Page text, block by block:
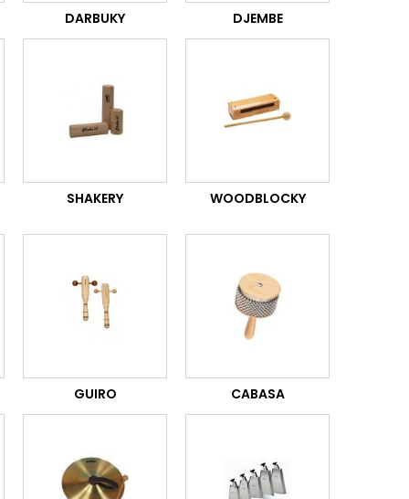
DARBUKY DJEMBE
SHAKERY WOODBLOCKY
GUIRO CABASA